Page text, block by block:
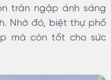
tràn ngập ánh sáng
Nhờ đó, biệt thự phố
mà còn tốt cho sức